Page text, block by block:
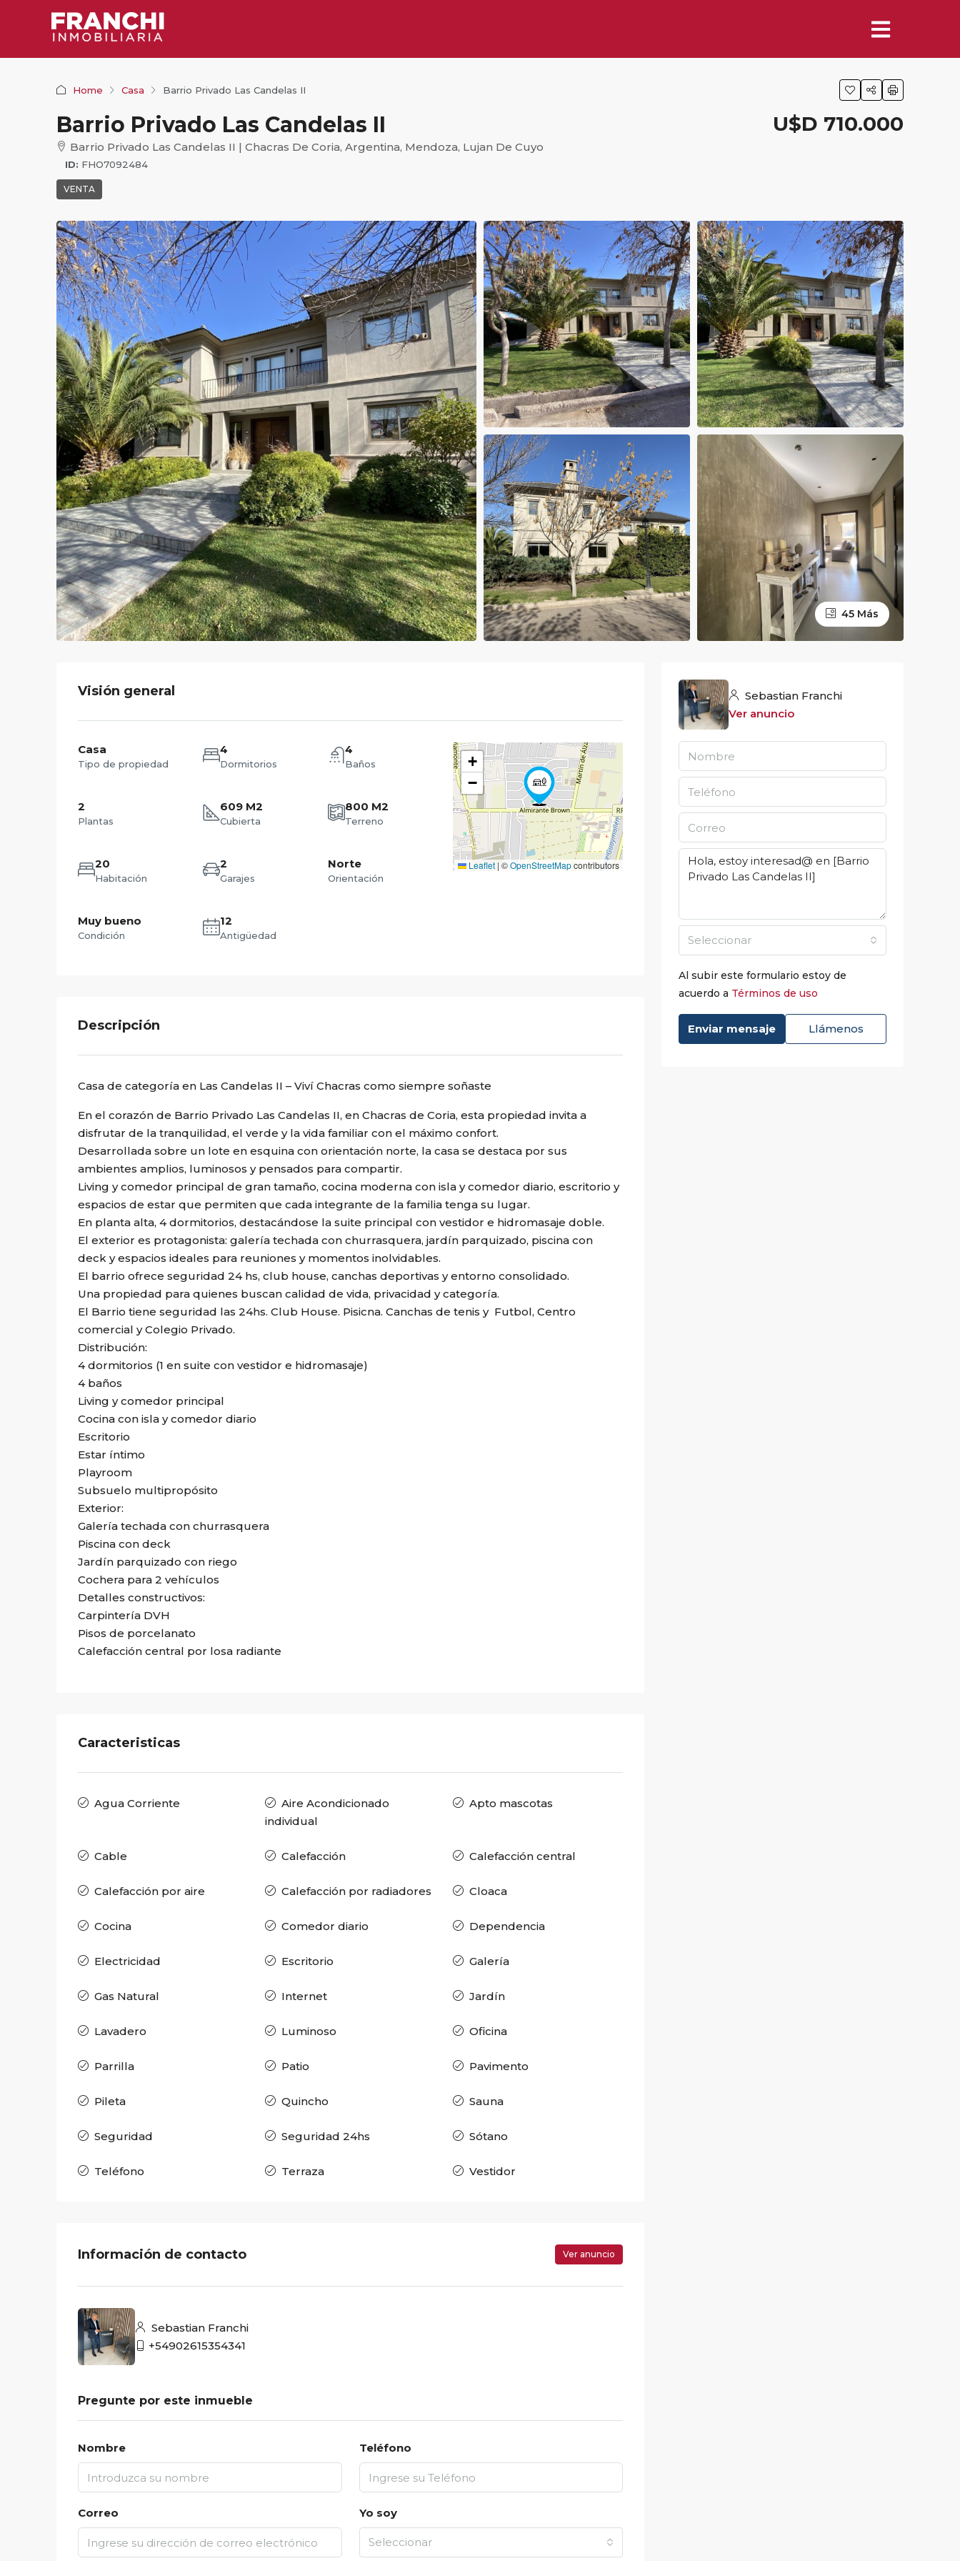
Home Casa Barrio Privado Las Candelas II
Barrio Privado Las Candelas II
Barrio Privado Las Candelas II | Chacras De Coria, Argentina, Mendoza, Lujan De Cuyo
ID: FHO7092484
VENTA
U$D 710.000
45 Más
Visión general
Casa
Tipo de propiedad
4
Dormitorios
4
Baños
2
Plantas
609 M2
Cubierta
800 M2
Terreno
20
Habitación
2
Garajes
Norte
Orientación
Muy bueno
Condición
12
Antigüedad
+
−
Leaflet | ©OpenStreetMapcontributors
Descripción
Casa de categoría en Las Candelas II – Viví Chacras como siempre soñaste
En el corazón de Barrio Privado Las Candelas II, en Chacras de Coria, esta propiedad invita a
disfrutar de la tranquilidad, el verde y la vida familiar con el máximo confort.
Desarrollada sobre un lote en esquina con orientación norte, la casa se destaca por sus
ambientes amplios, luminosos y pensados para compartir.
Living y comedor principal de gran tamaño, cocina moderna con isla y comedor diario, escritorio y
espacios de estar que permiten que cada integrante de la familia tenga su lugar.
En planta alta, 4 dormitorios, destacándose la suite principal con vestidor e hidromasaje doble.
El exterior es protagonista: galería techada con churrasquera, jardín parquizado, piscina con
deck y espacios ideales para reuniones y momentos inolvidables.
El barrio ofrece seguridad 24 hs, club house, canchas deportivas y entorno consolidado.
Una propiedad para quienes buscan calidad de vida, privacidad y categoría.
El Barrio tiene seguridad las 24hs. Club House. Pisicna. Canchas de tenis y Futbol, Centro
comercial y Colegio Privado.
Distribución:
4 dormitorios (1 en suite con vestidor e hidromasaje)
4 baños
Living y comedor principal
Cocina con isla y comedor diario
Escritorio
Estar íntimo
Playroom
Subsuelo multipropósito
Exterior:
Galería techada con churrasquera
Piscina con deck
Jardín parquizado con riego
Cochera para 2 vehículos
Detalles constructivos:
Carpintería DVH
Pisos de porcelanato
Calefacción central por losa radiante
Caracteristicas
Agua Corriente
Aire Acondicionado
individual
Apto mascotas
Cable Calefacción Calefacción central
Calefacción por aire Calefacción por radiadores Cloaca
Cocina Comedor diario Dependencia
Electricidad Escritorio Galería
Gas Natural Internet Jardín
Lavadero Luminoso Oficina
Parrilla Patio Pavimento
Pileta Quincho Sauna
Seguridad Seguridad 24hs Sótano
Teléfono Terraza Vestidor
Información de contacto Ver anuncio
Sebastian Franchi
+54902615354341
Pregunte por este inmueble
Nombre Teléfono
Correo Yo soy
Seleccionar
Sebastian Franchi
Ver anuncio
Seleccionar
Al subir este formulario estoy de
acuerdo a Términos de uso
Enviar mensaje Llámenos